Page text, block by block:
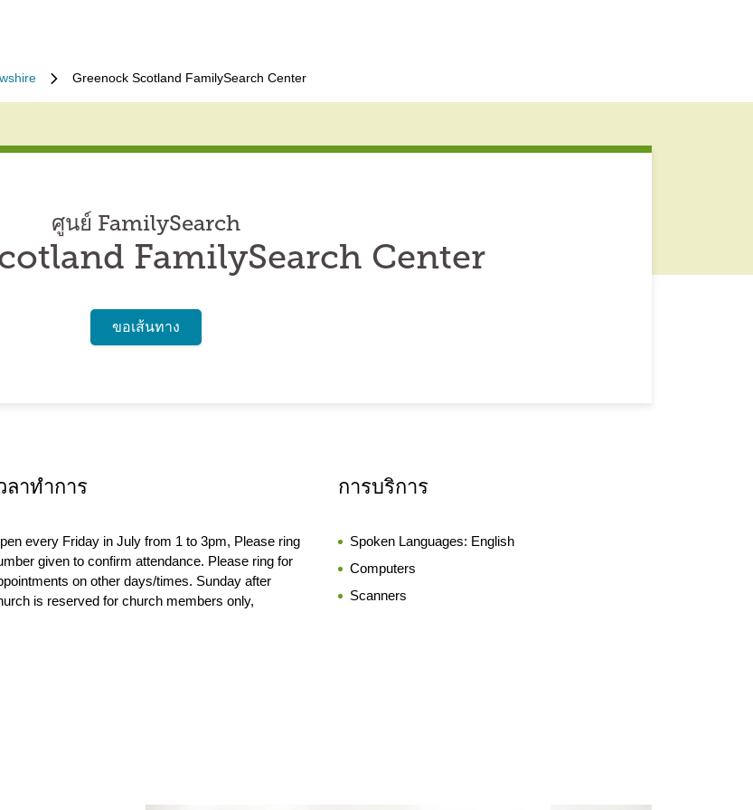
Greenock Scotland FamilySearch Center
ศูนย์ FamilySearch
FamilySearch Center
ขอเส้นทาง
ลาทำการ
every Friday in July from 1 to 3pm, Please ring
given to confirm attendance. Please ring for
on other days/times. Sunday after
is reserved for church members only,
การบริการ
Spoken Languages: English
Computers
Scanners